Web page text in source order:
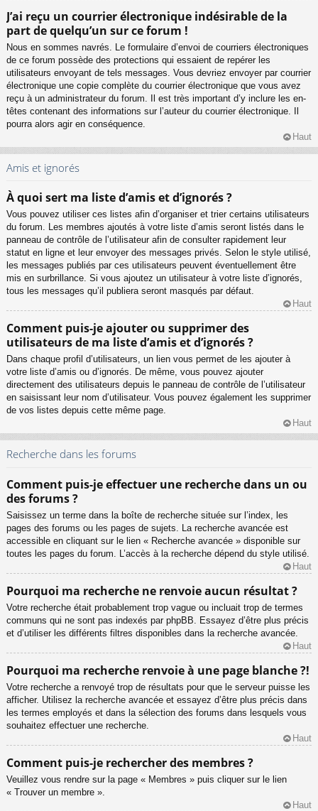
J’ai reçu un courrier électronique indésirable de la
part de quelqu’un sur ce forum !
Nous en sommes navrés. Le formulaire d’envoi de courriers électroniques
de ce forum possède des protections qui essaient de repérer les
utilisateurs envoyant de tels messages. Vous devriez envoyer par courrier
électronique une copie complète du courrier électronique que vous avez
reçu à un administrateur du forum. Il est très important d’y inclure les en-
têtes contenant des informations sur l’auteur du courrier électronique. Il
pourra alors agir en conséquence.
Haut
Amis et ignorés
À quoi sert ma liste d’amis et d’ignorés ?
Vous pouvez utiliser ces listes afin d’organiser et trier certains utilisateurs
du forum. Les membres ajoutés à votre liste d’amis seront listés dans le
panneau de contrôle de l’utilisateur afin de consulter rapidement leur
statut en ligne et leur envoyer des messages privés. Selon le style utilisé,
les messages publiés par ces utilisateurs peuvent éventuellement être
mis en surbrillance. Si vous ajoutez un utilisateur à votre liste d’ignorés,
tous les messages qu’il publiera seront masqués par défaut.
Haut
Comment puis-je ajouter ou supprimer des
utilisateurs de ma liste d’amis et d’ignorés ?
Dans chaque profil d’utilisateurs, un lien vous permet de les ajouter à
votre liste d’amis ou d’ignorés. De même, vous pouvez ajouter
directement des utilisateurs depuis le panneau de contrôle de l’utilisateur
en saisissant leur nom d’utilisateur. Vous pouvez également les supprimer
de vos listes depuis cette même page.
Haut
Recherche dans les forums
Comment puis-je effectuer une recherche dans un ou
des forums ?
Saisissez un terme dans la boîte de recherche située sur l’index, les
pages des forums ou les pages de sujets. La recherche avancée est
accessible en cliquant sur le lien « Recherche avancée » disponible sur
toutes les pages du forum. L’accès à la recherche dépend du style utilisé.
Haut
Pourquoi ma recherche ne renvoie aucun résultat ?
Votre recherche était probablement trop vague ou incluait trop de termes
communs qui ne sont pas indexés par phpBB. Essayez d’être plus précis
et d’utiliser les différents filtres disponibles dans la recherche avancée.
Haut
Pourquoi ma recherche renvoie à une page blanche ?!
Votre recherche a renvoyé trop de résultats pour que le serveur puisse les
afficher. Utilisez la recherche avancée et essayez d’être plus précis dans
les termes employés et dans la sélection des forums dans lesquels vous
souhaitez effectuer une recherche.
Haut
Comment puis-je rechercher des membres ?
Veuillez vous rendre sur la page « Membres » puis cliquer sur le lien
« Trouver un membre ».
Haut